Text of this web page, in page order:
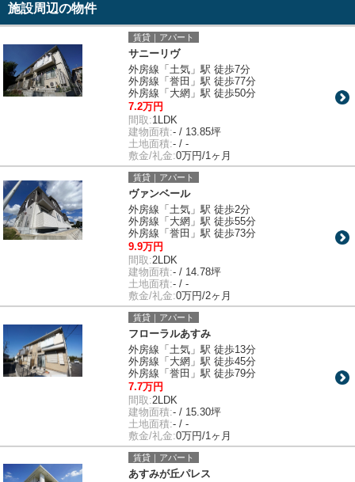
施設周辺の物件
賃貸｜アパート
サニーリヴ
外房線「土気」駅 徒歩7分
外房線「誉田」駅 徒歩77分
外房線「大網」駅 徒歩50分
7.2万円
間取:1LDK
建物面積:- / 13.85坪
土地面積:- / -
敷金/礼金:0万円/1ヶ月
賃貸｜アパート
ヴァンベール
外房線「土気」駅 徒歩2分
外房線「大網」駅 徒歩55分
外房線「誉田」駅 徒歩73分
9.9万円
間取:2LDK
建物面積:- / 14.78坪
土地面積:- / -
敷金/礼金:0万円/2ヶ月
賃貸｜アパート
フローラルあすみ
外房線「土気」駅 徒歩13分
外房線「大網」駅 徒歩45分
外房線「誉田」駅 徒歩79分
7.7万円
間取:2LDK
建物面積:- / 15.30坪
土地面積:- / -
敷金/礼金:0万円/1ヶ月
賃貸｜アパート
あすみが丘パレス